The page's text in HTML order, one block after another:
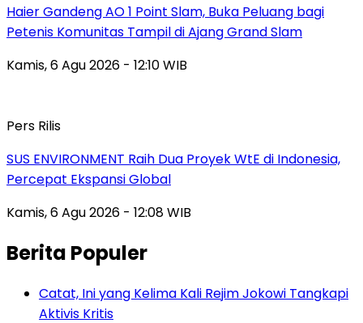
Haier Gandeng AO 1 Point Slam, Buka Peluang bagi
Petenis Komunitas Tampil di Ajang Grand Slam
Kamis, 6 Agu 2026 - 12:10 WIB
Pers Rilis
SUS ENVIRONMENT Raih Dua Proyek WtE di Indonesia,
Percepat Ekspansi Global
Kamis, 6 Agu 2026 - 12:08 WIB
Berita Populer
Catat, Ini yang Kelima Kali Rejim Jokowi Tangkapi
Aktivis Kritis